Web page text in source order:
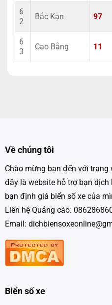
6
2
Bắc Kạn 97
6
3
Cao Bằng 11
Về chúng tôi
Chào mừng bạn đến với trang
đây là website hỗ trợ bạn
bạn định giá biển số xe của
Liên hệ Quảng cáo:
Email:
Biển số xe